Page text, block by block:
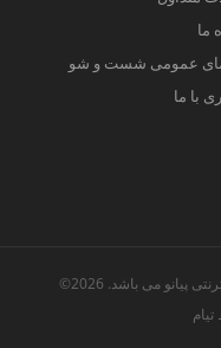
ما
عمومی شست و شو
با ما
می باشد. 2026©
تیام